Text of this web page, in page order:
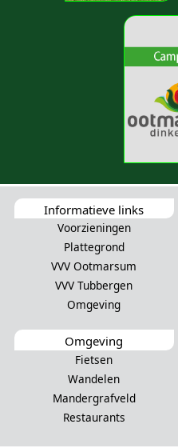
Informatieve links
Voorzieningen
Plattegrond
VVV Ootmarsum
VVV Tubbergen
Omgeving
Omgeving
Fietsen
Wandelen
Mandergrafveld
Restaurants